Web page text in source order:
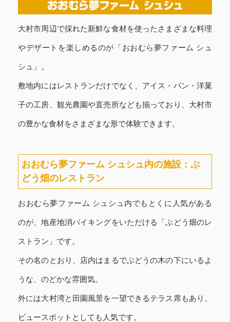
大村市周辺で採れた新鮮な食材を使ったさまざまな料理
やデザートを楽しめるのが「おおむら夢ファーム シュ
シュ」。
敷地内にはレストランだけでなく、アイス・パン・洋菓
子の工房、観光農園や直売所なども揃っており、大村市
の豊かな食材をさまざまな形で体験できます。
おおむら夢ファーム シュシュ内の施設：ぶ
どう畑のレストラン
おおむら夢ファーム シュシュ内でもとくに人気がある
のが、地産地消バイキングをいただける「ぶどう畑のレ
ストラン」です。
その名のとおり、店内はまるでぶどうの木の下にいるよ
うな、のどかな雰囲気。
外には大村湾と田園風景を一望できるテラス席もあり、
ビュースポットとしても人気です。